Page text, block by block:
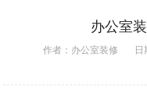
办公室
作者： 办公室装修 日期